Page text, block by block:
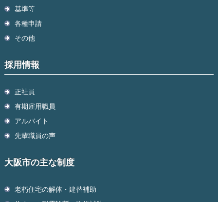
基準等
各種申請
その他
採用情報
正社員
有期雇用職員
アルバイト
先輩職員の声
大阪市の主な制度
老朽住宅の解体・建替補助